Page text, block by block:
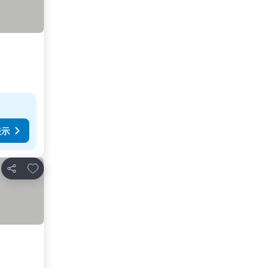
シェア
お気に入りに追加